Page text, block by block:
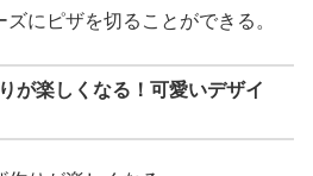
にピザを切ることができる。
が楽しくなる！可愛いデザイ